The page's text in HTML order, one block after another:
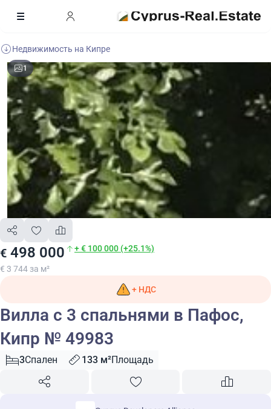
Недвижимость на Кипре
1
€ 498 000 + € 100 000 (+25.1%)
€ 3 744 за м²
+ НДС
Вилла с 3 спальнями в Пафос,
Кипр № 49983
3Спален 133 м²Площадь